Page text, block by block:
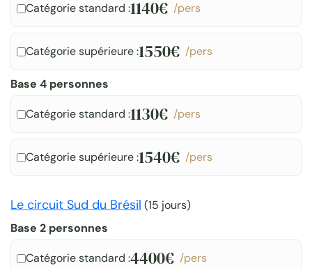
Catégorie standard :1140€ /pers
Catégorie supérieure :1550€ /pers
Base 4 personnes
Catégorie standard :1130€ /pers
Catégorie supérieure :1540€ /pers
Le circuit Sud du Brésil (15 jours)
Base 2 personnes
Catégorie standard :4400€ /pers